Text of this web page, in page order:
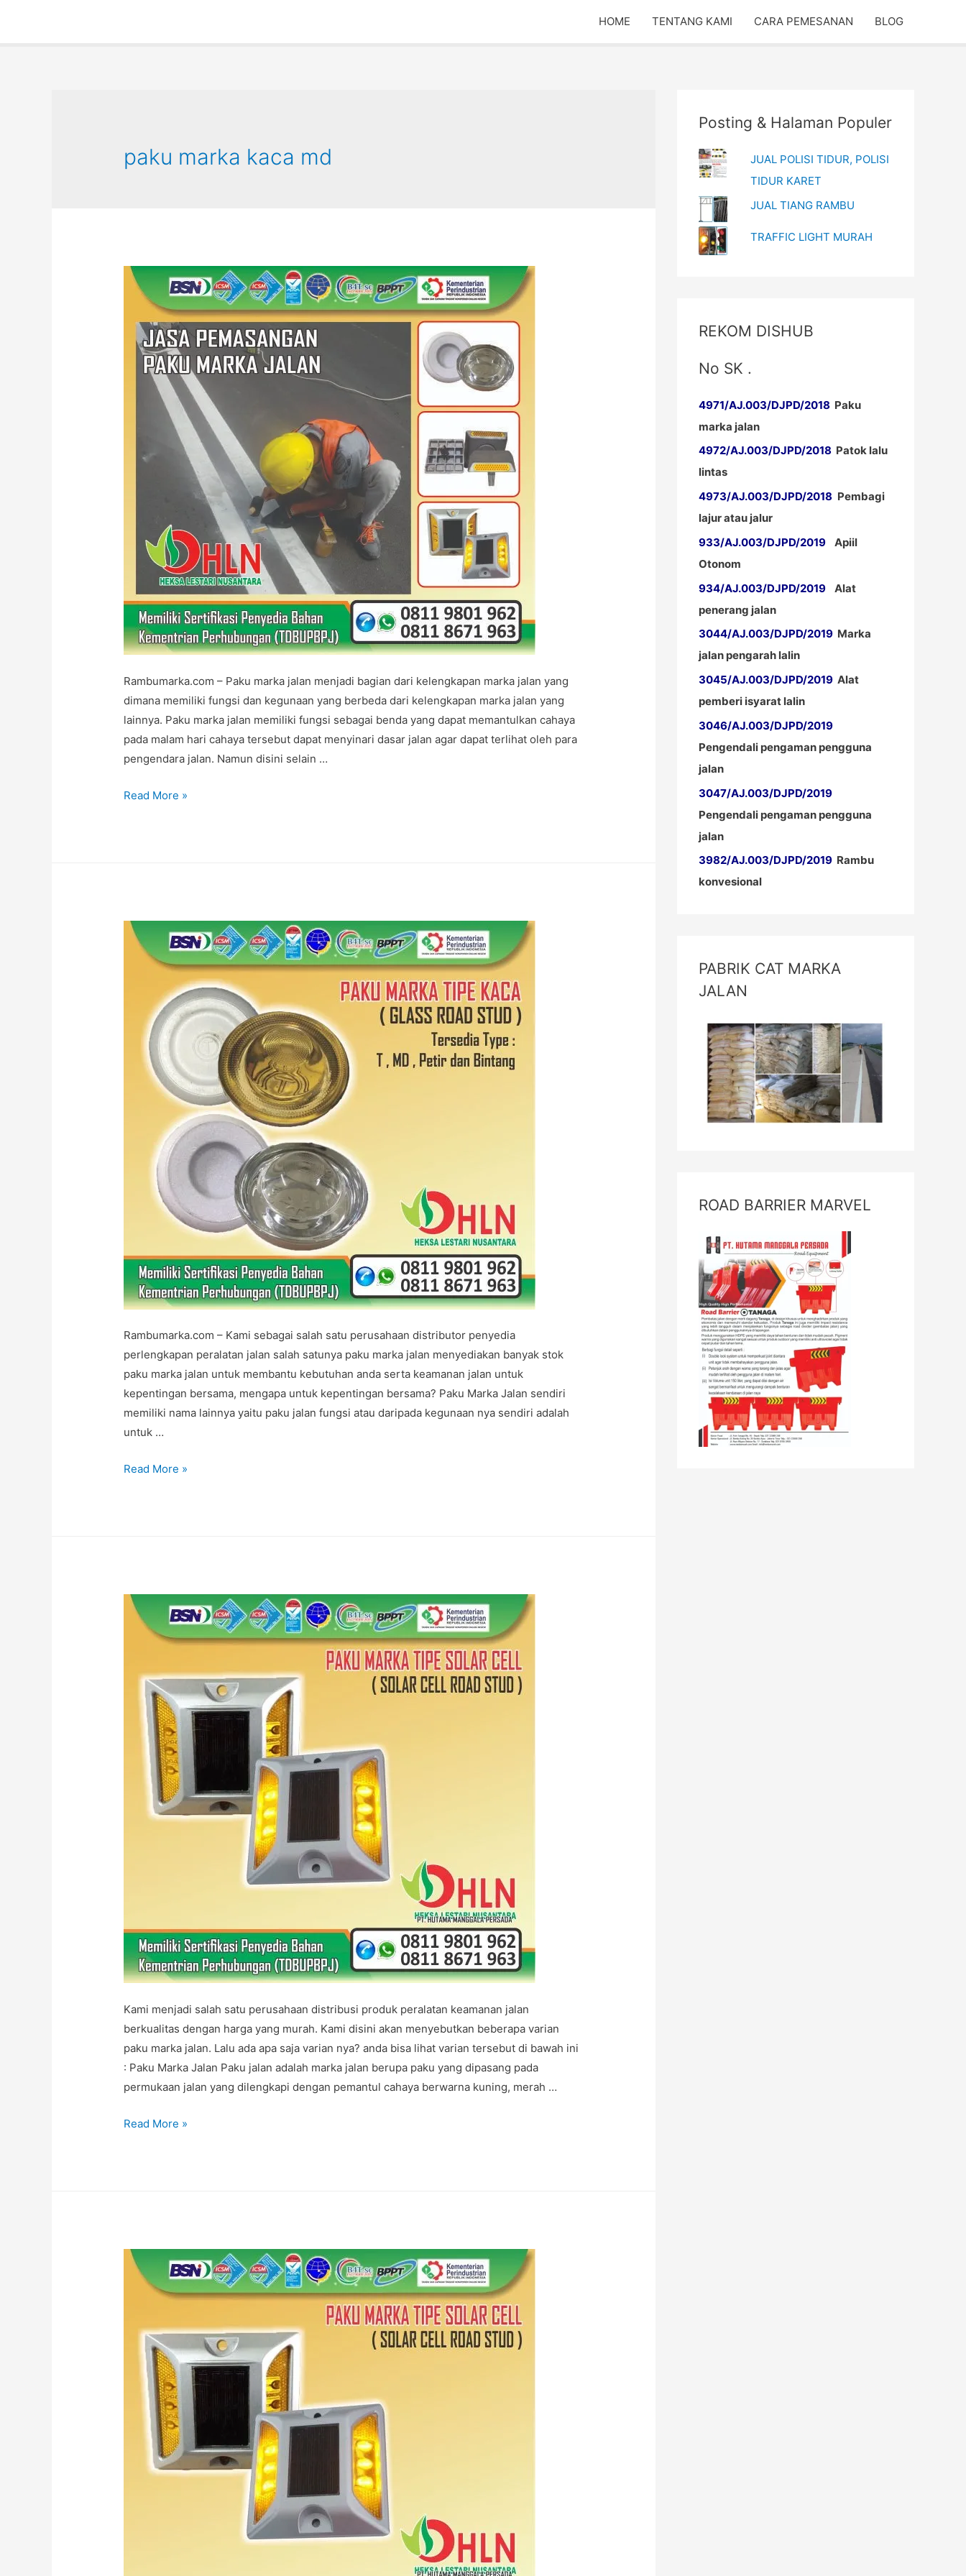
HOME TENTANG KAMI CARA PEMESANAN BLOG
paku marka kaca md
Rambumarka.com – Paku marka jalan menjadi bagian dari kelengkapan marka jalan yang
dimana memiliki fungsi dan kegunaan yang berbeda dari kelengkapan marka jalan yang
lainnya. Paku marka jalan memiliki fungsi sebagai benda yang dapat memantulkan cahaya
pada malam hari cahaya tersebut dapat menyinari dasar jalan agar dapat terlihat oleh para
pengendara jalan. Namun disini selain …
Jasa
Read More »
Rambumarka.com – Kami sebagai salah satu perusahaan distributor penyedia
perlengkapan peralatan jalan salah satunya paku marka jalan menyediakan banyak stok
paku marka jalan untuk membantu kebutuhan anda serta keamanan jalan untuk
kepentingan bersama, mengapa untuk kepentingan bersama? Paku Marka Jalan sendiri
memiliki nama lainnya yaitu paku jalan fungsi atau daripada kegunaan nya sendiri adalah
untuk …
Pabrik
Jalan
Read More »
Kami menjadi salah satu perusahaan distribusi produk peralatan keamanan jalan
berkualitas dengan harga yang murah. Kami disini akan menyebutkan beberapa varian
paku marka jalan. Lalu ada apa saja varian nya? anda bisa lihat varian tersebut di bawah ini
: Paku Marka Jalan Paku jalan adalah marka jalan berupa paku yang dipasang pada
permukaan jalan yang dilengkapi dengan pemantul cahaya berwarna kuning, merah …
Varian
Read More »
Posting & Halaman Populer
JUAL POLISI TIDUR, POLISI
TIDUR KARET
JUAL TIANG RAMBU
TRAFFIC LIGHT MURAH
REKOM DISHUB
No SK .
4971/AJ.003/DJPD/2018 Paku
marka jalan
4972/AJ.003/DJPD/2018 Patok lalu
lintas
4973/AJ.003/DJPD/2018 Pembagi
lajur atau jalur
933/AJ.003/DJPD/2019 Apiil
Otonom
934/AJ.003/DJPD/2019 Alat
penerang jalan
3044/AJ.003/DJPD/2019 Marka
jalan pengarah lalin
3045/AJ.003/DJPD/2019 Alat
pemberi isyarat lalin
3046/AJ.003/DJPD/2019
Pengendali pengaman pengguna
jalan
3047/AJ.003/DJPD/2019
Pengendali pengaman pengguna
jalan
3982/AJ.003/DJPD/2019 Rambu
konvesional
PABRIK CAT MARKA
JALAN
ROAD BARRIER MARVEL